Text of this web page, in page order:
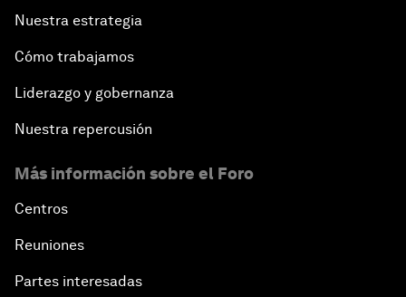
Nuestra estrategia
Cómo trabajamos
Liderazgo y gobernanza
Nuestra repercusión
Más información sobre el Foro
Centros
Reuniones
Partes interesadas